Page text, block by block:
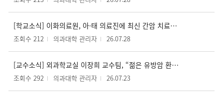
[학교소식] 이화의료원, 아·태 의료진에 최신 간암 치료술 전수…'TARE 교육 허브' 도약
조회수 212 의과대학 관리자 26.07.28
[교수소식] 외과학교실 이장희 교수팀, “젊은 유방암 환자, 전신 전이보다 국소 재발 주의해야”
조회수 292 의과대학 관리자 26.07.23